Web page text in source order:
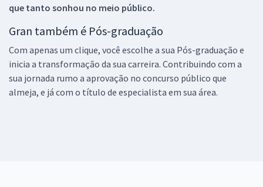
que tanto sonhou no meio público.
Gran também é Pós-graduação
Com apenas um clique, você escolhe a sua Pós-graduação e
inicia a transformação da sua carreira. Contribuindo com a
sua jornada rumo a aprovação no concurso público que
almeja, e já com o título de especialista em sua área.